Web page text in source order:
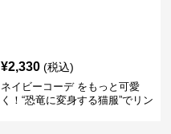
¥2,330 (税込)
ネイビーコーデ をもっと可愛
く！“恐竜に変身する猫服”でリン